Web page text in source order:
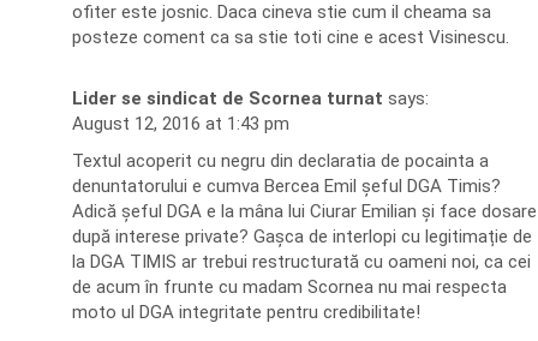
ofiter este josnic. Daca cineva stie cum il cheama sa
posteze coment ca sa stie toti cine e acest Visinescu.
Lider se sindicat de Scornea turnat says:
August 12, 2016 at 1:43 pm
Textul acoperit cu negru din declaratia de pocainta a
denuntatorului e cumva Bercea Emil șeful DGA Timis?
Adică șeful DGA e la mâna lui Ciurar Emilian și face dosare
după interese private? Gașca de interlopi cu legitimație de
la DGA TIMIS ar trebui restructurată cu oameni noi, ca cei
de acum în frunte cu madam Scornea nu mai respecta
moto ul DGA integritate pentru credibilitate!